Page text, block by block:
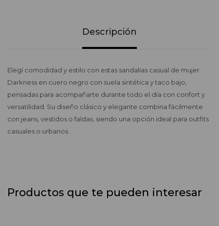
Descripción
Elegí comodidad y estilo con estas sandalias casual de mujer
Darkness en cuero negro con suela sintética y taco bajo,
pensadas para acompañarte durante todo el día con confort y
versatilidad. Su diseño clásico y elegante combina fácilmente
con jeans, vestidos o faldas, siendo una opción ideal para outfits
casuales o urbanos.
Productos que te pueden interesar